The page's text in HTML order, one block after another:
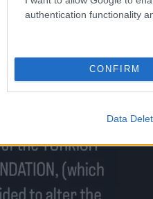
authentication functionality
CONFIRM
Data